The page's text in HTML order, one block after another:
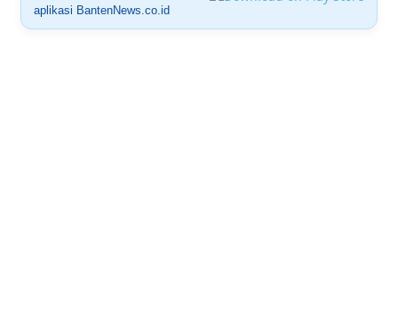
aplikasi BantenNews.co.id